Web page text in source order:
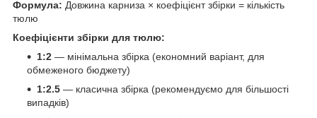
Формула: Довжина карниза × коефіцієнт збірки = кількість
тюлю
Коефіцієнти збірки для тюлю:
1:2 — мінімальна збірка (економний варіант, для
обмеженого бюджету)
1:2.5 — класична збірка (рекомендуємо для більшості
випадків)